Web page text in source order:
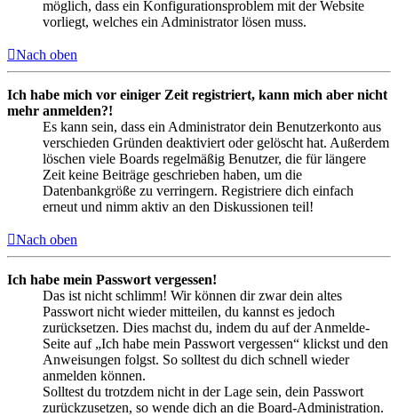
möglich, dass ein Konfigurationsproblem mit der Website
vorliegt, welches ein Administrator lösen muss.
Nach oben
Ich habe mich vor einiger Zeit registriert, kann mich aber nicht
mehr anmelden?!
Es kann sein, dass ein Administrator dein Benutzerkonto aus
verschieden Gründen deaktiviert oder gelöscht hat. Außerdem
löschen viele Boards regelmäßig Benutzer, die für längere
Zeit keine Beiträge geschrieben haben, um die
Datenbankgröße zu verringern. Registriere dich einfach
erneut und nimm aktiv an den Diskussionen teil!
Nach oben
Ich habe mein Passwort vergessen!
Das ist nicht schlimm! Wir können dir zwar dein altes
Passwort nicht wieder mitteilen, du kannst es jedoch
zurücksetzen. Dies machst du, indem du auf der Anmelde-
Seite auf „Ich habe mein Passwort vergessen“ klickst und den
Anweisungen folgst. So solltest du dich schnell wieder
anmelden können.
Solltest du trotzdem nicht in der Lage sein, dein Passwort
zurückzusetzen, so wende dich an die Board-Administration.